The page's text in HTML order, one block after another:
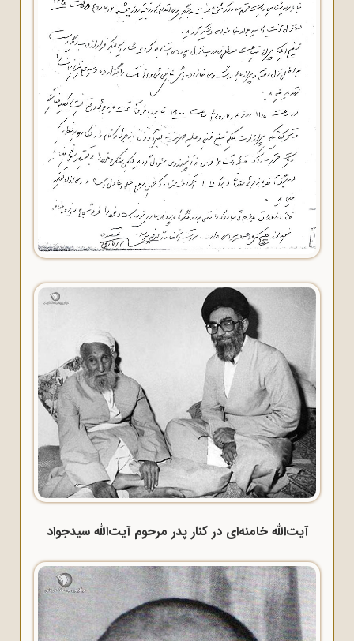
آیت‌الله خامنه‌ای در کنار پدر مرحوم آیت‌الله سیدجواد